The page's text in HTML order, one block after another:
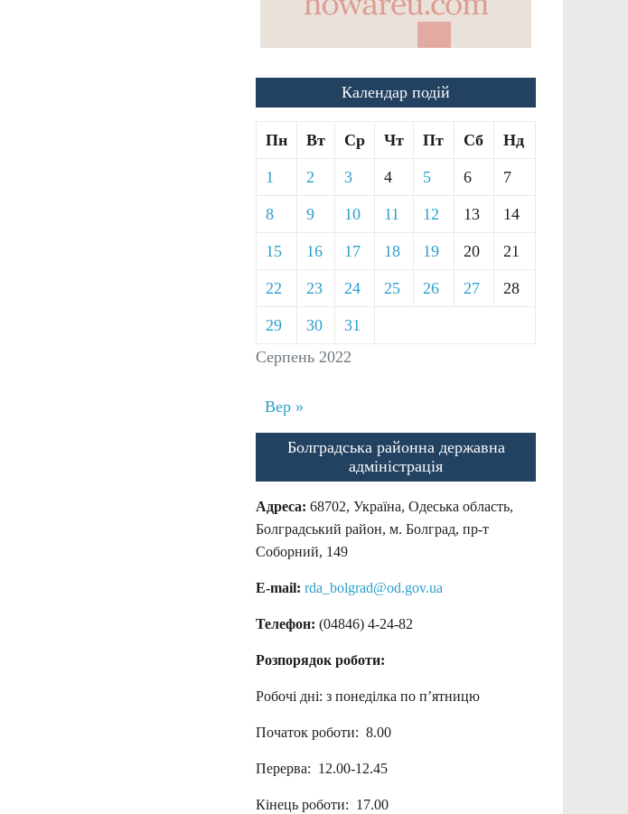
Календар подій
Серпень 2022
Пн Вт Ср Чт Пт Сб Нд
1 2 3 4 5 6 7
8 9 10 11 12 13 14
15 16 17 18 19 20 21
22 23 24 25 26 27 28
29 30 31
Вер »
Болградська районна державна
адміністрація
Адреса: 68702, Україна, Одеська область,
Болградський район, м. Болград, пр-т
Соборний, 149
E-mail: rda_bolgrad@od.gov.ua
Телефон: (04846) 4-24-82
Розпорядок роботи:
Робочі дні: з понеділка по п’ятницю
Початок роботи: 8.00
Перерва: 12.00-12.45
Кінець роботи: 17.00